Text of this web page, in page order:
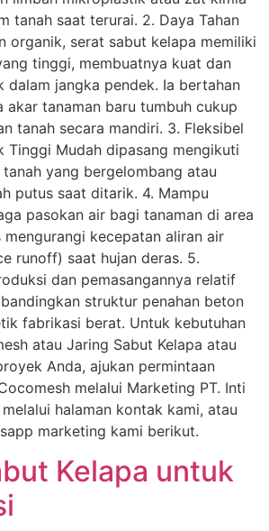
tanah saat terurai. 2. Daya Tahan
organik, serat sabut kelapa memiliki
tinggi, membuatnya kuat dan
dalam jangka pendek. Ia bertahan
akar tanaman baru tumbuh cukup
tanah secara mandiri. 3. Fleksibel
Tinggi Mudah dipasang mengikuti
yang bergelombang atau
putus saat ditarik. 4. Mampu
pasokan air bagi tanaman di area
mengurangi kecepatan aliran air
runoff) saat hujan deras. 5.
dan pemasangannya relatif
struktur penahan beton
fabrikasi berat. Untuk kebutuhan
atau Jaring Sabut Kelapa atau
Anda, ajukan permintaan
melalui Marketing PT. Inti
halaman kontak kami, atau
marketing kami berikut.
Kelapa untuk